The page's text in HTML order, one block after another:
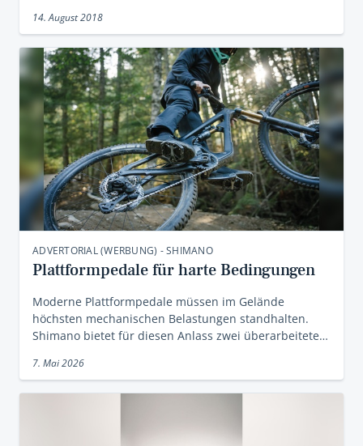
14. August 2018
ADVERTORIAL (WERBUNG) - SHIMANO
Plattformpedale für harte Bedingungen
Moderne Plattformpedale müssen im Gelände
höchsten mechanischen Belastungen standhalten.
Shimano bietet für diesen Anlass zwei überarbeitete…
7. Mai 2026